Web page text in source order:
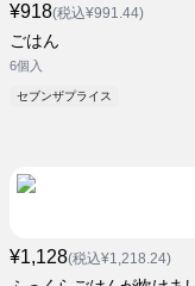
¥918(税込¥991.44)
ごはん
6個入
セブンザプライス
¥1,128(税込¥1,218.24)